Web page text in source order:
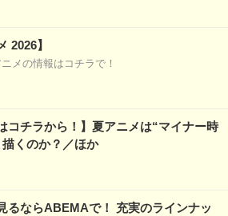
2026】
メの情報はコチラで！
コチラから！】夏アニメは“マイナー時
くのか？／ほか
るならABEMAで！ 充実のラインナッ